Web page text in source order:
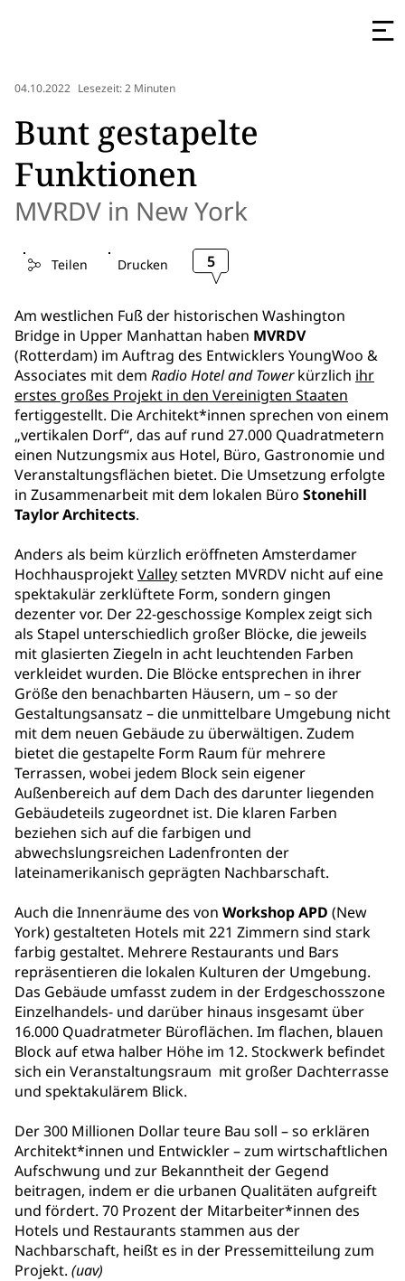
04.10.2022 Lesezeit: 2 Minuten
Bunt gestapelte
Funktionen
MVRDV in New York
Teilen Drucken 5
Am westlichen Fuß der historischen Washington
Bridge in Upper Manhattan haben MVRDV
(Rotterdam) im Auftrag des Entwicklers YoungWoo &
Associates mit dem Radio Hotel and Towerkürzlich ihr
erstes großes Projekt in den Vereinigten Staaten
fertiggestellt. Die Architekt*innen sprechen von einem
„vertikalen Dorf“, das auf rund 27.000 Quadratmetern
einen Nutzungsmix aus Hotel, Büro, Gastronomie und
Veranstaltungsflächen bietet. Die Umsetzung erfolgte
in Zusammenarbeit mit dem lokalen Büro Stonehill
Taylor Architects.
Anders als beim kürzlich eröffneten Amsterdamer
HochhausprojektValleysetzten MVRDV nicht auf eine
spektakulär zerklüftete Form, sondern gingen
dezenter vor. Der 22-geschossige Komplex zeigt sich
als Stapel unterschiedlich großer Blöcke, die jeweils
mit glasierten Ziegeln in acht leuchtenden Farben
verkleidet wurden. Die Blöcke entsprechen in ihrer
Größe den benachbarten Häusern, um – so der
Gestaltungsansatz – die unmittelbare Umgebung nicht
mit dem neuen Gebäude zu überwältigen. Zudem
bietet die gestapelte Form Raum für mehrere
Terrassen, wobei jedem Block sein eigener
Außenbereich auf dem Dach des darunter liegenden
Gebäudeteils zugeordnet ist. Die klaren Farben
beziehen sich auf die farbigen und
abwechslungsreichen Ladenfronten der
lateinamerikanisch geprägten Nachbarschaft.
Auch die Innenräume des von Workshop APD (New
York) gestalteten Hotels mit 221 Zimmern sind stark
farbig gestaltet. Mehrere Restaurants und Bars
repräsentieren die lokalen Kulturen der Umgebung.
Das Gebäude umfasst zudem in der Erdgeschosszone
Einzelhandels- und darüber hinaus insgesamt über
16.000 Quadratmeter Büroflächen. Im flachen, blauen
Block auf etwa halber Höhe im 12. Stockwerk befindet
sich ein Veranstaltungsraum mit großer Dachterrasse
und spektakulärem Blick.
Der 300 Millionen Dollar teure Bau soll – so erklären
Architekt*innen und Entwickler – zum wirtschaftlichen
Aufschwung und zur Bekanntheit der Gegend
beitragen, indem er die urbanen Qualitäten aufgreift
und fördert. 70 Prozent der Mitarbeiter*innen des
Hotels und Restaurants stammen aus der
Nachbarschaft, heißt es in der Pressemitteilung zum
Projekt. (uav)